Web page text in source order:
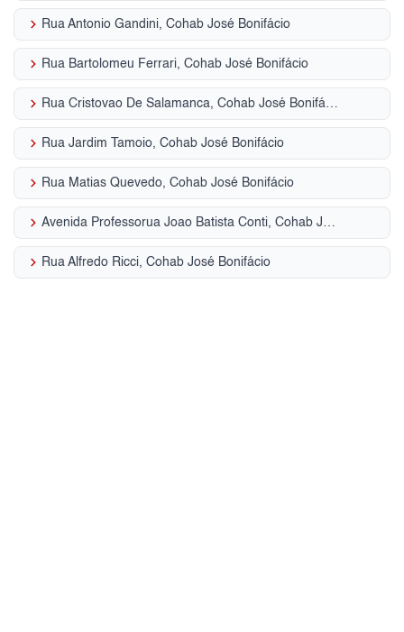
keyboard_arrow_right Rua Antonio Gandini, Cohab José Bonifácio
keyboard_arrow_right Rua Bartolomeu Ferrari, Cohab José Bonifácio
keyboard_arrow_right Rua Cristovao De Salamanca, Cohab José Bonifácio
keyboard_arrow_right Rua Jardim Tamoio, Cohab José Bonifácio
keyboard_arrow_right Rua Matias Quevedo, Cohab José Bonifácio
keyboard_arrow_right Avenida Professorua Joao Batista Conti, Cohab José Bonifácio
keyboard_arrow_right Rua Alfredo Ricci, Cohab José Bonifácio